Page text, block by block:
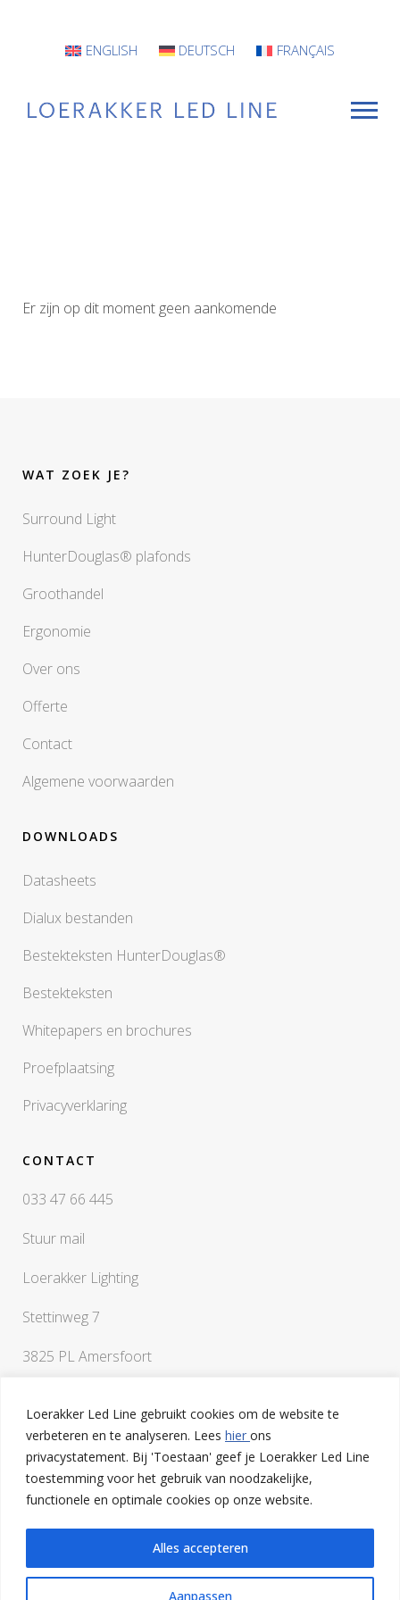
Loerakker Led Line gebruikt cookies om de website te
verbeteren en te analyseren. Lees hier ons
privacystatement. Bij 'Toestaan' geef je Loerakker Led Line
toestemming voor het gebruik van noodzakelijke,
functionele en optimale cookies op onze website.
Aanpassen
Alles accepteren
ENGLISH DEUTSCH FRANÇAIS
Er zijn op dit moment geen aankomende
WAT ZOEK JE?
Surround Light
HunterDouglas® plafonds
Groothandel
Ergonomie
Over ons
Offerte
Contact
Algemene voorwaarden
DOWNLOADS
Datasheets
Dialux bestanden
Bestekteksten HunterDouglas®
Bestekteksten
Whitepapers en brochures
Proefplaatsing
Privacyverklaring
CONTACT
033 47 66 445
Stuur mail
Loerakker Lighting
Stettinweg 7
3825 PL Amersfoort
Als je vragen hebt of een klankbord nodig hebt bij het
uitwerken van je ideeën, ben je van harte welkom op onze
lichtstudio in Amersfoort